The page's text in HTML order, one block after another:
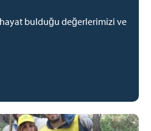
bulduğu değerlerimizi ve